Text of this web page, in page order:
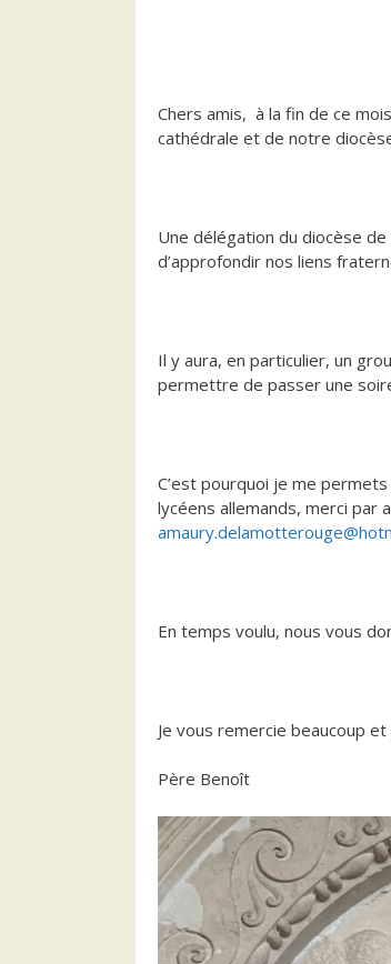
Chers amis, à la fin de ce
cathédrale et de notre
Une délégation du diocèse
d’approfondir nos liens
Il y aura, en particulier, un
permettre de passer une
C’est pourquoi je me
lycéens allemands, merci par
En temps voulu, nous vous
Je vous remercie beaucoup
Père Benoît